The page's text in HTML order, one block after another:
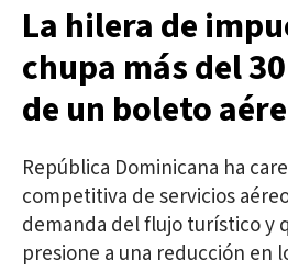
La hilera de
chupa más del
de un boleto
República Dominicana ha
competitiva de servicios
demanda del flujo turístico y
presione a una reducción en